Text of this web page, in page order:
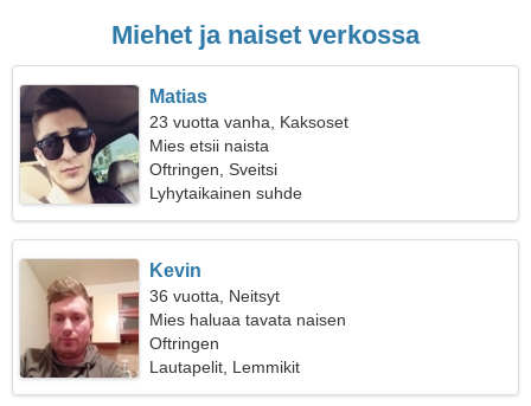
Miehet ja naiset verkossa
Matias
23 vuotta vanha, Kaksoset
Mies etsii naista
Oftringen, Sveitsi
Lyhytaikainen suhde
Kevin
36 vuotta, Neitsyt
Mies haluaa tavata naisen
Oftringen
Lautapelit, Lemmikit